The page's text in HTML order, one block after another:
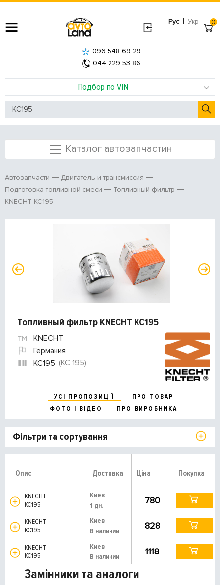
Рус | Укр
Подбор по VIN
096 548 69 29
044 229 53 86
0
Каталог автозапчастин
Автозапчасти
Двигатель и трансмиссия
Подготовка топливной смеси
Топливный фильтр
KNECHT KC195
Топливный фильтр KNECHT KC195
KNECHT
Германия
KC195 (KC 195)
УСІ ПРОПОЗИЦІЇ
ПРО ТОВАР
ФОТО І ВІДЕО
ПРО ВИРОБНИКА
Фільтри та сортування
Опис Доставка Ціна Покупка
KNECHT
KC195
Киев
1 дн.
780
KNECHT
KC195
Киев
В наличии
828
KNECHT
KC195
Киев
В наличии
1118
Замінники та аналоги